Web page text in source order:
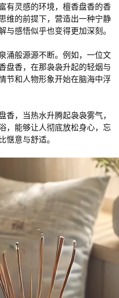
有灵感的环境，檀香盘香的香
维的前提下，营造出一种宁静
感悟似乎也变得更加深刻。
涌般源源不断。例如，一位文
盘香，在那袅袅升起的轻烟与
节和人物形象开始在脑海中浮
，当热水升腾起袅袅雾气，
，能够让人彻底放松身心，忘
意与舒适。